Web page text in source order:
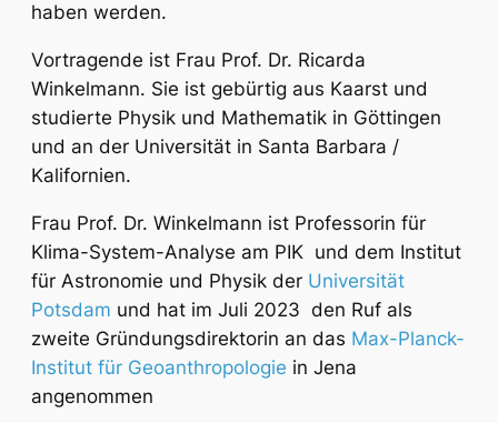
haben werden.
Vortragende ist Frau Prof. Dr. Ricarda
Winkelmann. Sie ist gebürtig aus Kaarst und
studierte Physik und Mathematik in Göttingen
und an der Universität in Santa Barbara /
Kalifornien.
Frau Prof. Dr. Winkelmann ist Professorin für
Klima-System-Analyse am PIK und dem Institut
für Astronomie und Physik der Universität
Potsdam und hat im Juli 2023 den Ruf als
zweite Gründungsdirektorin an das Max-Planck-
Institut für Geoanthropologie in Jena
angenommen